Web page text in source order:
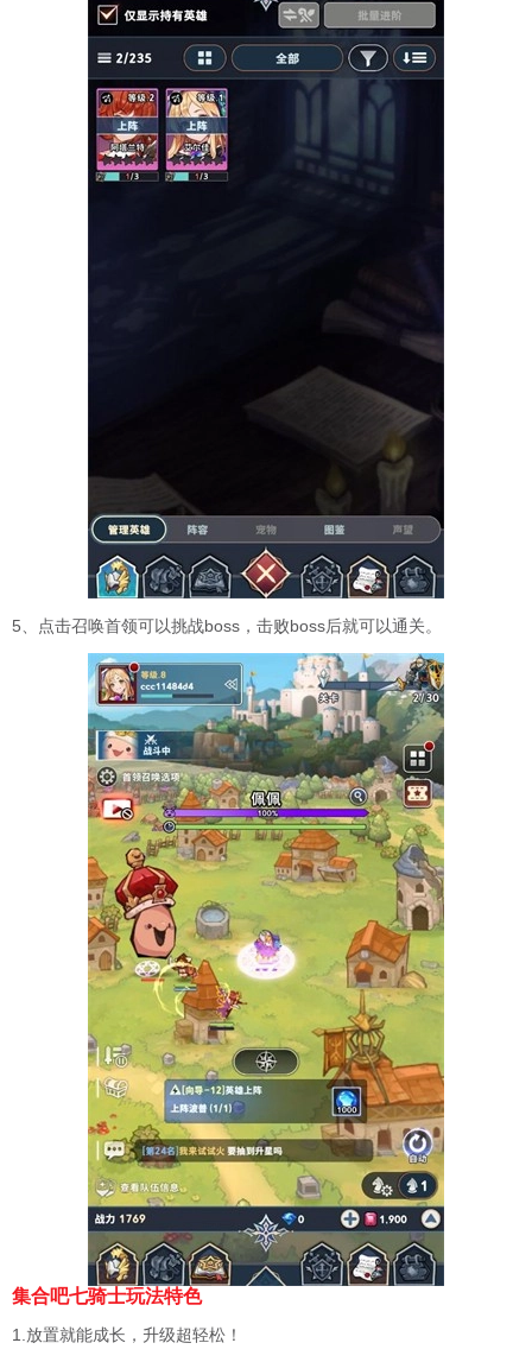
5、点击召唤首领可以挑战boss，击败boss后就可以通关。
集合吧七骑士玩法特色
1.放置就能成长，升级超轻松！